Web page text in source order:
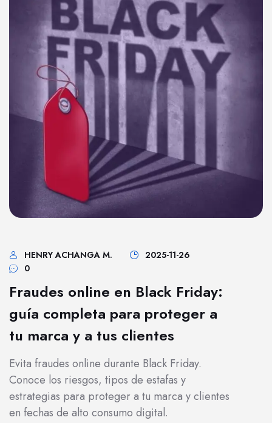
HENRY ACHANGA M.
2025-11-26
0
Fraudes online en Black Friday:
guía completa para proteger a
tu marca y a tus clientes
Evita fraudes online durante Black Friday.
Conoce los riesgos, tipos de estafas y
estrategias para proteger a tu marca y clientes
en fechas de alto consumo digital.